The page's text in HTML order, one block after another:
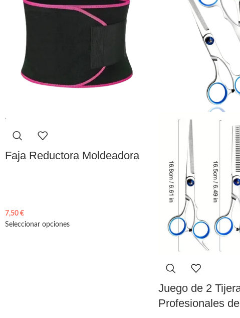
Faja Reductora Moldeadora
7,50 €
Seleccionar opciones
Juego de 2
Profesionales